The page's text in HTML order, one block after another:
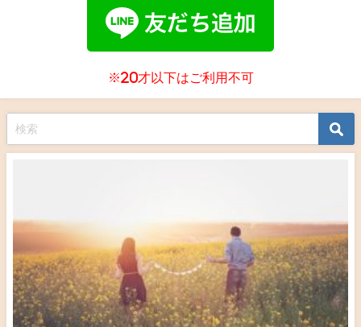
※20才以下はご利用不可